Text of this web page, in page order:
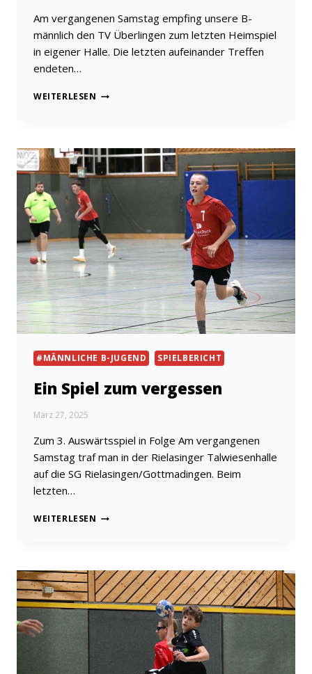
Am vergangenen Samstag empfing unsere B-
männlich den TV Überlingen zum letzten Heimspiel
in eigener Halle. Die letzten aufeinander Treffen
endeten…
WEITERLESEN WILLENSTÄRKE
#MÄNNLICHE B-JUGEND SPIELBERICHT
Ein Spiel zum vergessen
März 27, 2025
Zum 3. Auswärtsspiel in Folge Am vergangenen
Samstag traf man in der Rielasinger Talwiesenhalle
auf die SG Rielasingen/Gottmadingen. Beim
letzten…
WEITERLESEN EIN